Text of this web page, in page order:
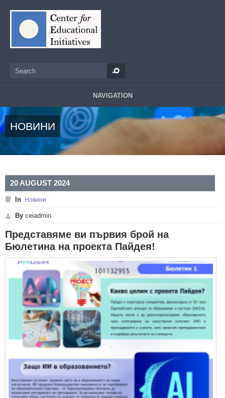
Search
NAVIGATION
НОВИНИ
20 AUGUST 2024
In Новини
By ceiadmin
Представяме ви първия брой на
Бюлетина на проекта Пайдея!